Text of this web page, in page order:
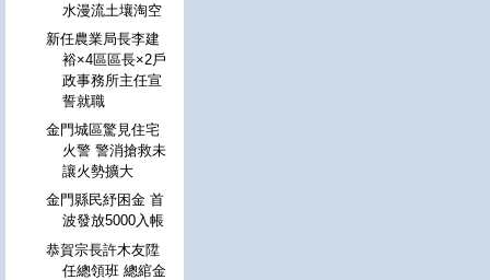
水漫流土壤淘空
新任農業局長李建
裕×4區區長×2戶
政事務所主任宣
誓就職
金門城區驚見住宅
火警 警消搶救未
讓火勢擴大
金門縣民紓困金 首
波發放5000入帳
恭賀宗長許木友陞
任總領班 總綰金